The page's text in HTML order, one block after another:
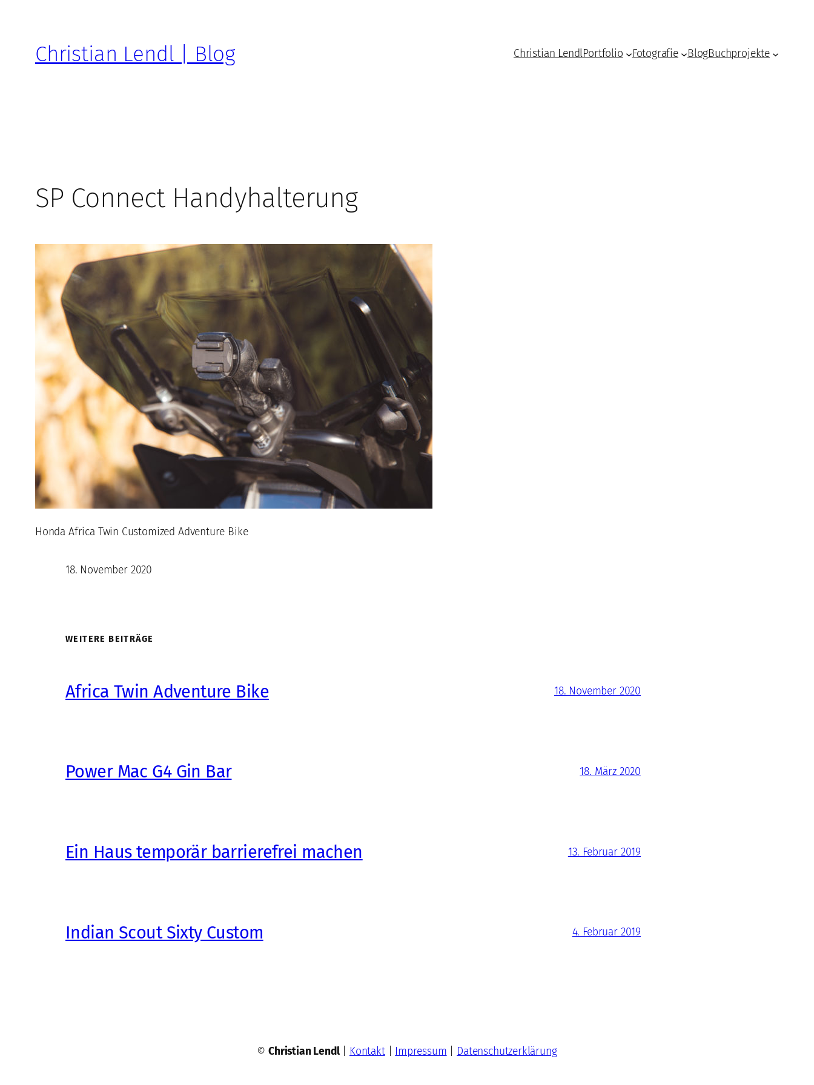
Christian Lendl | Blog Christian LendlPortfolio Fotografie BlogBuchprojekte
SP Connect Handyhalterung
Honda Africa Twin Customized Adventure Bike
18. November 2020
WEITERE BEITRÄGE
Africa Twin Adventure Bike 18. November 2020
Power Mac G4 Gin Bar 18. März 2020
Ein Haus temporär barrierefrei machen 13. Februar 2019
Indian Scout Sixty Custom 4. Februar 2019
©Christian Lendl| Kontakt| Impressum Datenschutzerklärung